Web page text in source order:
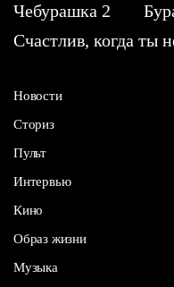
Чебурашка 2
Счастлив, когда ты
Новости
Сториз
Пульт
Интервью
Кино
Образ жизни
Музыка